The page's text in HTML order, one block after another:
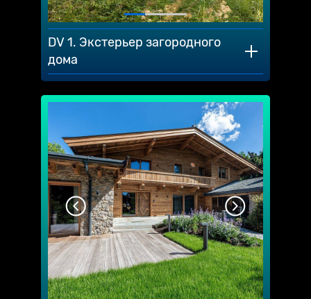
DV 1. Экстерьер загородного
дома